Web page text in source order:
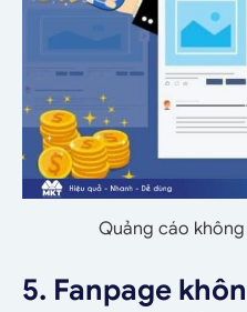
Quảng cáo
5. Fanpage